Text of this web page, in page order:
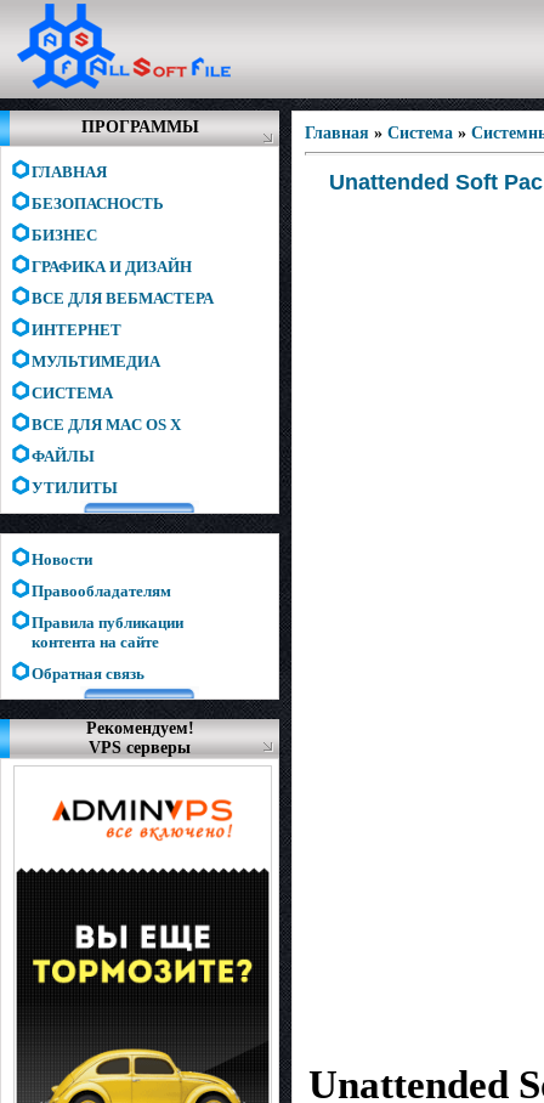
ПРОГРАММЫ
ГЛАВНАЯ
БЕЗОПАСНОСТЬ
БИЗНЕС
ГРАФИКА И ДИЗАЙН
ВСЕ ДЛЯ ВЕБМАСТЕРА
ИНТЕРНЕТ
МУЛЬТИМЕДИА
СИСТЕМА
ВСЕ ДЛЯ MAC OS X
ФАЙЛЫ
УТИЛИТЫ
Новости
Правообладателям
Правила публикации
контента на сайте
Обратная связь
Рекомендуем!
VPS серверы
Главная » Система »
Unattended Soft
Unattended